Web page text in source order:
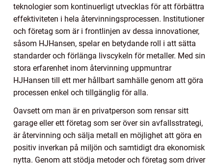
teknologier som kontinuerligt utvecklas för att förbättra
effektiviteten i hela återvinningsprocessen. Institutioner
och företag som är i frontlinjen av dessa innovationer,
såsom HJHansen, spelar en betydande roll i att sätta
standarder och förlänga livscykeln för metaller. Med sin
stora erfarenhet inom återvinning uppmuntrar
HJHansen till ett mer hållbart samhälle genom att göra
processen enkel och tillgänglig för alla.
Oavsett om man är en privatperson som rensar sitt
garage eller ett företag som ser över sin avfallsstrategi,
är återvinning och sälja metall en möjlighet att göra en
positiv inverkan på miljön och samtidigt dra ekonomisk
nytta. Genom att stödja metoder och företag som driver